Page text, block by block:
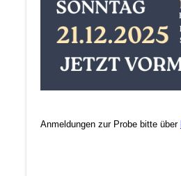
Anmeldungen zur Probe bitte über